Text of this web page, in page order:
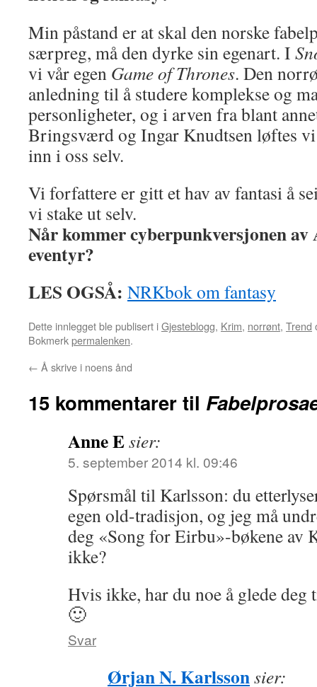
Min påstand er at skal den norske
særpreg, må den dyrke sin egenart. I
vi vår egen Game of Thrones. Den
anledning til å studere komplekse og
personligheter, og i arven fra blant
Bringsværd og Ingar Knudtsen løftes
inn i oss selv.
Vi forfattere er gitt et hav av fantasi å
vi stake ut selv.
Når kommer cyberpunkversjonen av
eventyr?
LES OGSÅ: NRKbok om fantasy
Dette innlegget ble publisert iGjesteblogg, Krim, norrønt, Trend
Bokmerkpermalenken.
← Å skrive i noens ånd
15 kommentarer til
Anne Esier:
5. september 2014 kl. 09:46
Spørsmål til Karlsson: du
egen old-tradisjon, og jeg må
deg «Song for Eirbu»-bøkene av
ikke?
Hvis ikke, har du noe å glede deg
🙂
Svar
Ørjan N. Karlssonsier: